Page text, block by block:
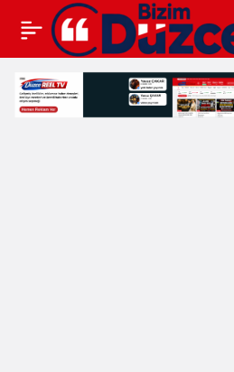
DÜZCE ÜNİVERSİTESİ
VOLEYBOL TAKIMI